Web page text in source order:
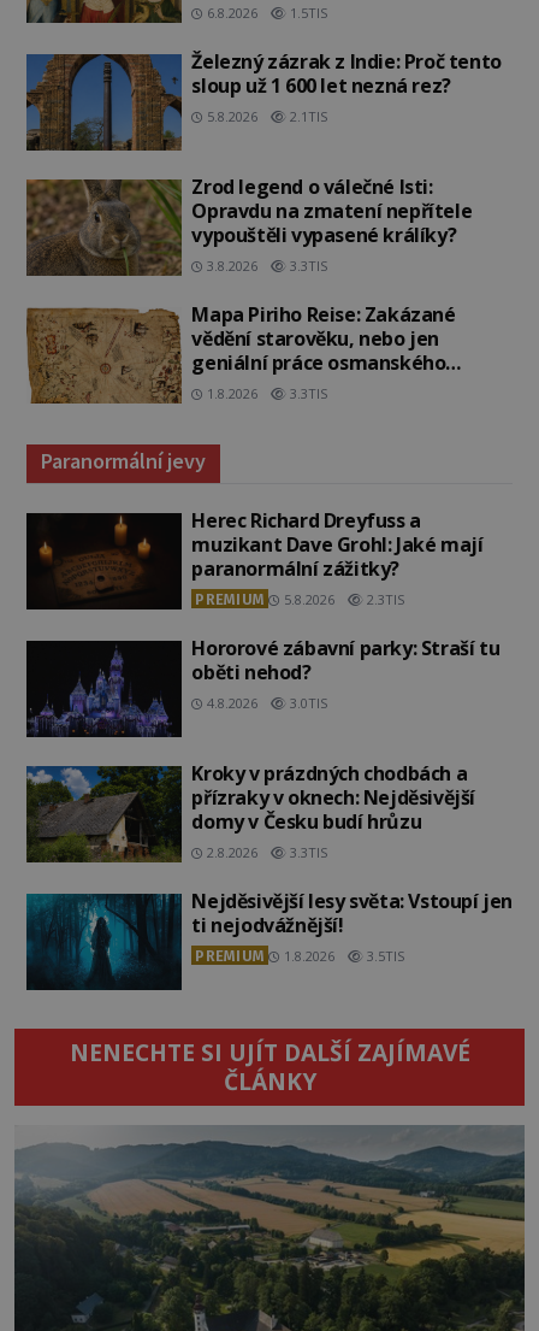
6.8.2026 1.5TIS
Železný zázrak z Indie: Proč tento
sloup už 1 600 let nezná rez?
5.8.2026 2.1TIS
Zrod legend o válečné lsti:
Opravdu na zmatení nepřítele
vypouštěli vypasené králíky?
3.8.2026 3.3TIS
Mapa Piriho Reise: Zakázané
vědění starověku, nebo jen
geniální práce osmanského
admirála?
1.8.2026 3.3TIS
Paranormální jevy
Herec Richard Dreyfuss a
muzikant Dave Grohl: Jaké mají
paranormální zážitky?
PREMIUM 5.8.2026 2.3TIS
Hororové zábavní parky: Straší tu
oběti nehod?
4.8.2026 3.0TIS
Kroky v prázdných chodbách a
přízraky v oknech: Nejděsivější
domy v Česku budí hrůzu
2.8.2026 3.3TIS
Nejděsivější lesy světa: Vstoupí jen
ti nejodvážnější!
PREMIUM 1.8.2026 3.5TIS
NENECHTE SI UJÍT DALŠÍ ZAJÍMAVÉ
ČLÁNKY